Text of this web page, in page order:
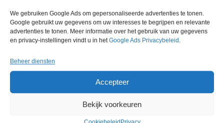
We gebruiken Google Ads om gepersonaliseerde advertenties te tonen.
Google gebruikt uw gegevens om uw interesses te begrijpen en relevante
advertenties te tonen. Meer informatie over het gebruik van uw gegevens
en privacy-instellingen vindt u in hetGoogle Ads Privacybeleid .
Beheer diensten
Accepteer
Bekijk voorkeuren
Voorraad